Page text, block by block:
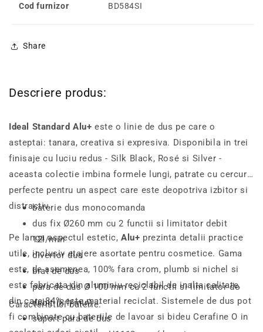
Cod furnizor
BD584SI
Share
Descriere produs:
Ideal Standard Alu+ este o linie de dus pe care o
asteptai: tanara, creativa si expresiva. Disponibila in trei
finisaje cu luciu redus - Silk Black, Rosé si Silver -
aceasta colectie imbina formele lungi, patrate cu cercuri
perfecte pentru un aspect care este deopotriva izbitor si
distractiv.
Pe langa aspectul estetic,Alu+ prezinta detalii practice
utile, inclusiv etajere asortate pentru cosmetice. Gama
este, de asemenea, 100% fara crom, plumb si nichel si
este fabricata din aluminiu reciclabil de inalta calitate,
din care 84% este material reciclat. Sistemele de dus pot
fi combinate cu bateriile de lavoar si bideu Cerafine O in
baterie dus monocomanda
dus fix Ø260 mm cu 2 functii si limitator debit
12l/min
divertor dus
brat de dus
para de dus Ø 100 mm cu 2 functii si limitator de
debit (8 l/min)
suport para de dus
Caracteristici baterie: